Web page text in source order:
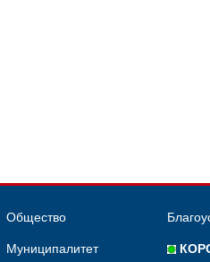
Общество
Муниципалитет